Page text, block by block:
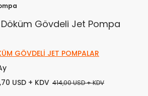
Döküm Gövdeli Jet Pompa
GÖVDELİ JET POMPALAR
USD + KDV 414,00 USD + KDV